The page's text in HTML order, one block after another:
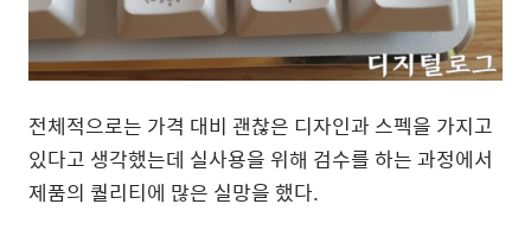
전체적으로는 가격 대비 괜찮은 디자인과 스펙을 가지고
있다고 생각했는데 실사용을 위해 검수를 하는 과정에서
제품의 퀄리티에 많은 실망을 했다.